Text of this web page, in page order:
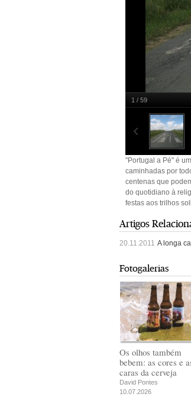
Inscrição na estrada
1 / 59
"Portugal a Pé" é
caminhadas por
centenas que
do quotidiano à
festas aos trilhos
Artigos
20.11.2011 A longa
Fotogalerias
Os olhos também
bebem: as cores e
caras da cerveja
David Pontes
10.07.2026